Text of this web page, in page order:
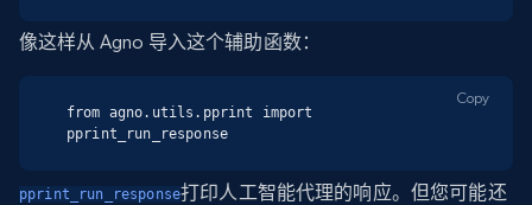
像这样从 Agno 导入这个辅助函数：
from agno.utils.pprint import
pprint_run_response
Copy
pprint_run_response打印人工智能代理的响应。但您可能还